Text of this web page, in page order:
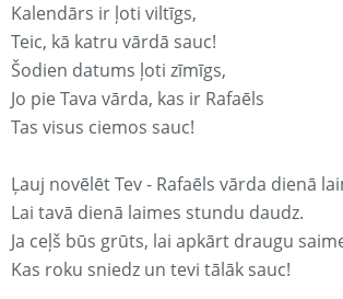
Kalendārs ir ļoti viltīgs,
Teic, kā katru vārdā sauc!
Šodien datums ļoti zīmīgs,
Jo pie Tava vārda, kas ir Rafaēls
Tas visus ciemos sauc!
Ļauj novēlēt Tev - Rafaēls vārda dienā
Lai tavā dienā laimes stundu daudz.
Ja ceļš būs grūts, lai apkārt draugu
Kas roku sniedz un tevi tālāk sauc!